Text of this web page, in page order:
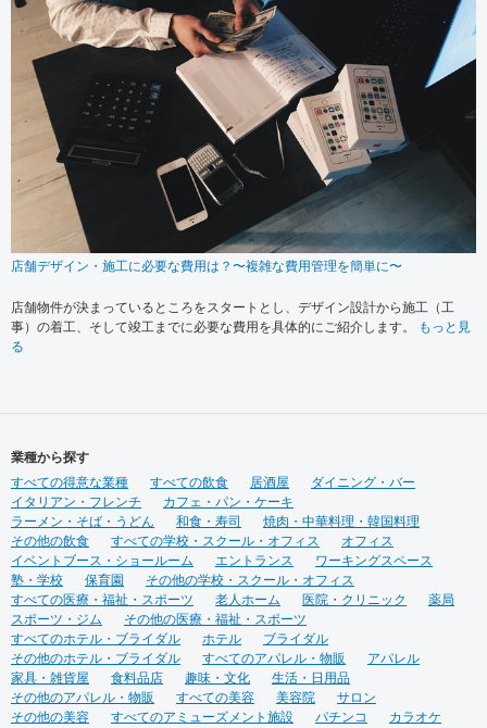
店舗デザイン・施工に必要な費用は？〜複雑な費用管理を簡単に〜
店舗物件が決まっているところをスタートとし、デザイン設計から施工（工
事）の着工、そして竣工までに必要な費用を具体的にご紹介します。
もっと見
る
業種から探す
すべての得意な業種
すべての飲食 居酒屋
ダイニング・バー
イタリアン・フレンチ
カフェ・パン・ケーキ
ラーメン・そば・うどん
和食・寿司
焼肉・中華料理・韓国料理
その他の飲食
すべての学校・スクール・オフィス
オフィス
イベントブース・ショールーム
エントランス
ワーキングスペース
塾・学校
保育園
その他の学校・スクール・オフィス
すべての医療・福祉・スポーツ
老人ホーム 医院・クリニック
薬局
スポーツ・ジム
その他の医療・福祉・スポーツ
すべてのホテル・ブライダル
ホテル
ブライダル
その他のホテル・ブライダル
すべてのアパレル・物販
アパレル
家具・雑貨屋
食料品店 趣味・文化
生活・日用品
その他のアパレル・物販
すべての美容 美容院
サロン
その他の美容
すべてのアミューズメント施設 パチンコ
カラオケ